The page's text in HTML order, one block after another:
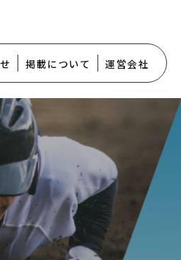
掲載について 運営会社